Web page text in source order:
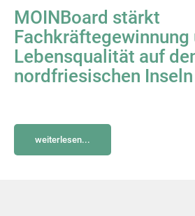
MOINBoard stärkt
Fachkräftegewinnung
Lebensqualität auf
nordfriesischen
weiterlesen...